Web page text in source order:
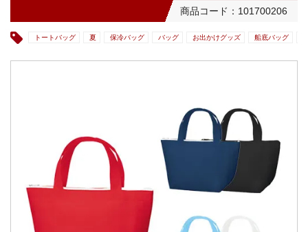
商品コード：101700206
トートバッグ 夏 保冷バッグ バッグ お出かけグッズ 船底バッグ